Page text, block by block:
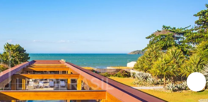
Cabo Frio
Campos do Jordão
Capitólio
Fernando de
Florianópolis
Fortim